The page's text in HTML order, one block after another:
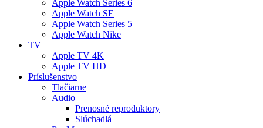
Apple Watch Series 6
Apple Watch SE
Apple Watch Series 5
Apple Watch Nike
TV
Apple TV 4K
Apple TV HD
Príslušenstvo
Tlačiarne
Audio
Prenosné reproduktory
Slúchadlá